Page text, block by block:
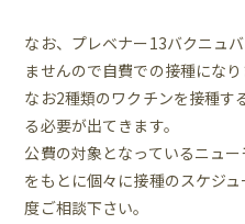
なお、プレベナー13バクニュ
ませんので自費での接種になり
なお2種類のワクチンを接種す
る必要が出てきます。
公費の対象となっているニュ
をもとに個々に接種のスケジ
度ご相談下さい。